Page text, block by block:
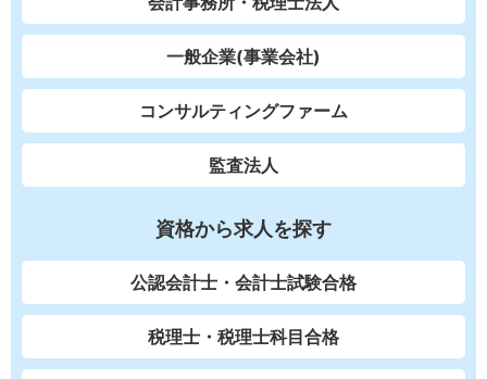
一般企業(事業会社)
コンサルティングファーム
監査法人
資格から求人を探す
公認会計士・会計士試験合格
税理士・税理士科目合格